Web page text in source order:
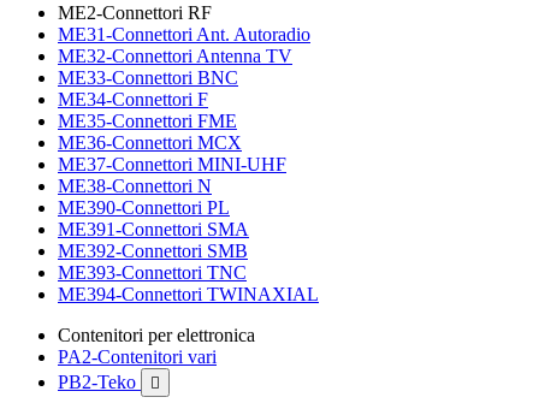
ME2-Connettori RF
ME31-Connettori Ant. Autoradio
ME32-Connettori Antenna TV
ME33-Connettori BNC
ME34-Connettori F
ME35-Connettori FME
ME36-Connettori MCX
ME37-Connettori MINI-UHF
ME38-Connettori N
ME390-Connettori PL
ME391-Connettori SMA
ME392-Connettori SMB
ME393-Connettori TNC
ME394-Connettori TWINAXIAL
Contenitori per elettronica
PA2-Contenitori vari
PB2-Teko
